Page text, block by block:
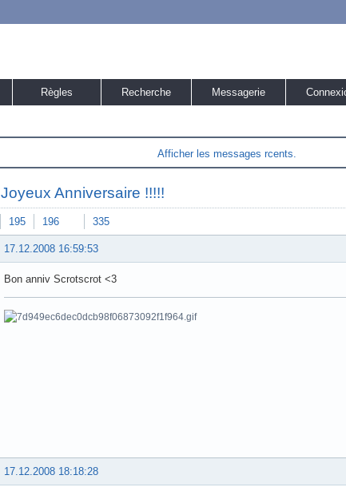
Règles Recherche Messagerie
Afficher les messages rcents.
Joyeux Anniversaire !!!!!
195 196 335
17.12.2008 16:59:53
Bon anniv Scrotscrot <3
17.12.2008 18:18:28